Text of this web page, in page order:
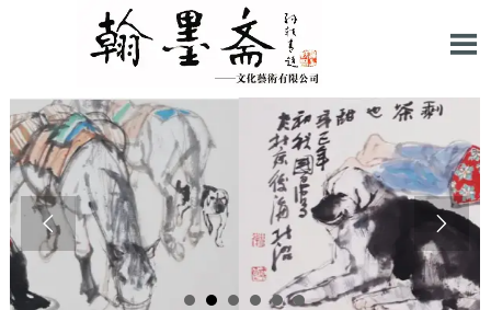

 